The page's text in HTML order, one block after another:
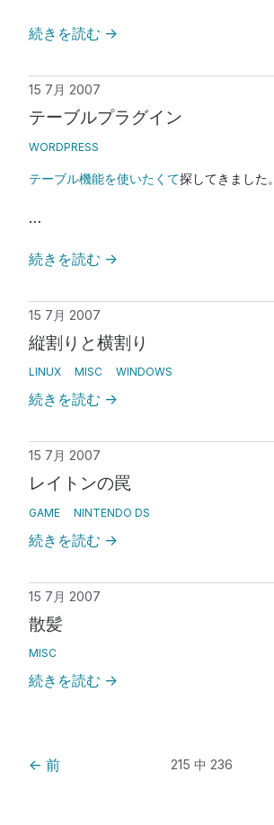
続きを読む →
15 7月 2007
テーブルプラグイン
WORDPRESS
テーブル機能を使いたくて探してきました。
…
続きを読む →
15 7月 2007
縦割りと横割り
LINUX MISC WINDOWS
続きを読む →
15 7月 2007
レイトンの罠
GAME NINTENDO DS
続きを読む →
15 7月 2007
散髪
MISC
続きを読む →
← 前 215 中 236